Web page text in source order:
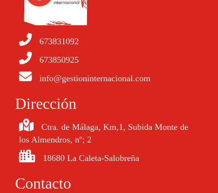
673831092
673850925
info@gestioninternacional.com
Dirección
Ctra. de Málaga, Km,1, Subida Monte de
los Almendros, nº; 2
18680 La Caleta-Salobreña
Contacto